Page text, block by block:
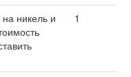
никель и
1